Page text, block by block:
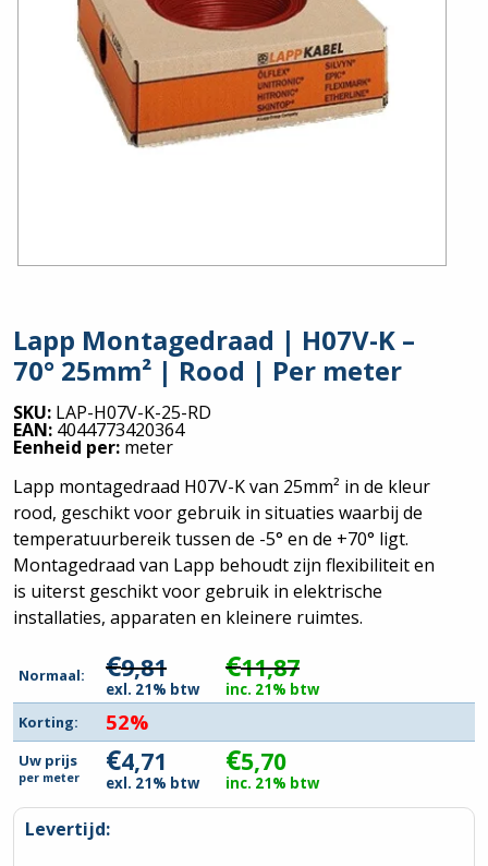
Lapp Montagedraad | H07V-K –
70° 25mm² | Rood | Per meter
SKU: LAP-H07V-K-25-RD
EAN: 4044773420364
Eenheid per: meter
Lapp montagedraad H07V-K van 25mm² in de kleur
rood, geschikt voor gebruik in situaties waarbij de
temperatuurbereik tussen de -5° en de +70° ligt.
Montagedraad van Lapp behoudt zijn flexibiliteit en
is uiterst geschikt voor gebruik in elektrische
installaties, apparaten en kleinere ruimtes.
Normaal: €9,81
exl. 21% btw
€11,87
inc. 21% btw
Korting:
52%
Uw prijs
per meter €4,71
exl. 21% btw
€5,70
inc. 21% btw
Levertijd: